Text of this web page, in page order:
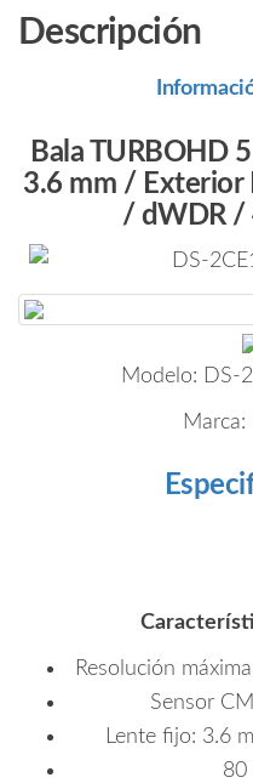
o
Descripción
Bala TURBOHD
3.6 mm / Exterior
/ dWDR /
Modelo: DS-
Marca:
Resolución
Sensor
Lente fijo: 3.6
80